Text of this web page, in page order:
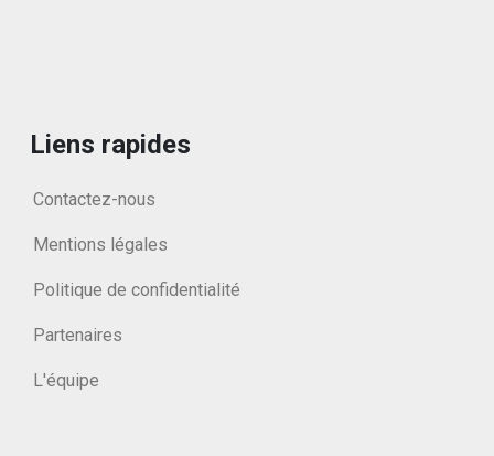
Liens rapides
Contactez-nous
Mentions légales
Politique de confidentialité
Partenaires
L'équipe